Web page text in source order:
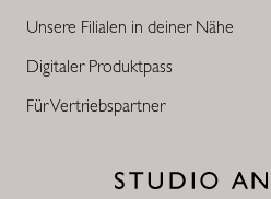
Unsere Filialen in deiner Nähe
Digitaler Produktpass
Für Vertriebspartner